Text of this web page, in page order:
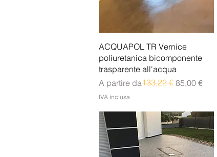
Vista rapida
ACQUAPOL TR Vernice
poliuretanica bicomponente
trasparente all'acqua
A partire da
Prezzo regolare133,22 € 85,00 €
Prezzo scontato
IVA inclusa